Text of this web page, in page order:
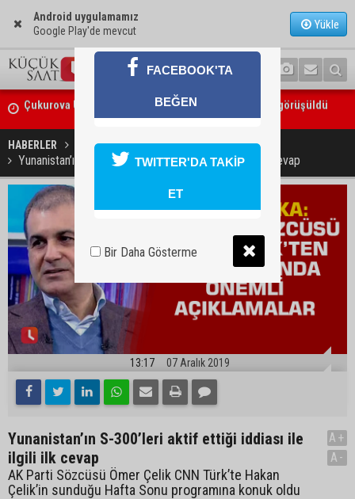
Android uygulamamız
Google Play'de mevcut
Yükle
Çukurova Üniversitesi’nde Ar-Ge ve sanayi iş birliği görüşüldü
Seyhan’da gıda işletmelerine sıkı denetim
HABERLER SİYASET
Yunanistan’ın S-300’leri aktif ettiği iddiası ile ilgili ilk cevap
13:17 07 Aralık 2019
Yunanistan’ın S-300’leri aktif ettiği iddiası ile
ilgili ilk cevap
AK Parti Sözcüsü Ömer Çelik CNN Türk’te Hakan
Çelik’in sunduğu Hafta Sonu programına konuk oldu
A+
A-
FACEBOOK'TA
BEĞEN
TWITTER'DA TAKİP
ET
Bir Daha Gösterme